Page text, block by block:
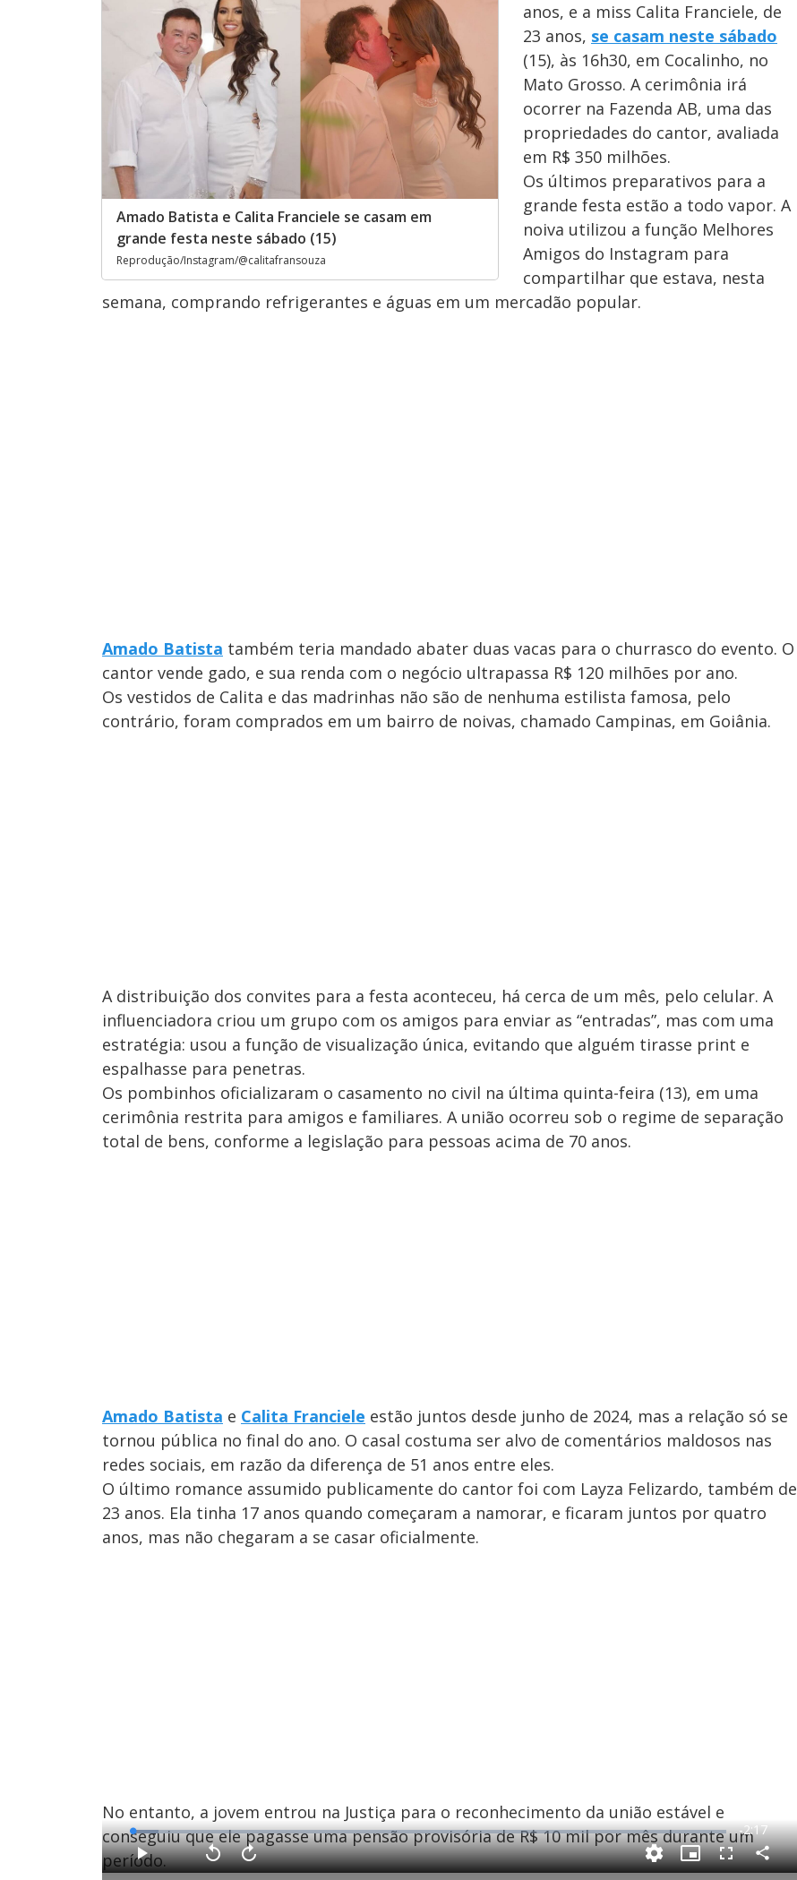
Amado Batista e Calita Franciele se casam em
grande festa neste sábado (15)
Reprodução/Instagram/@calitafransouza
anos, e a miss Calita Franciele, de
23 anos, se casam neste sábado
(15), às 16h30, em Cocalinho, no
Mato Grosso. A cerimônia irá
ocorrer na Fazenda AB, uma das
propriedades do cantor, avaliada
em R$ 350 milhões.
Os últimos preparativos para a
grande festa estão a todo vapor. A
noiva utilizou a função Melhores
Amigos do Instagram para
compartilhar que estava, nesta
semana, comprando refrigerantes e águas em um mercadão popular.
Amado Batista também teria mandado abater duas vacas para o churrasco do evento. O
cantor vende gado, e sua renda com o negócio ultrapassa R$ 120 milhões por ano.
Os vestidos de Calita e das madrinhas não são de nenhuma estilista famosa, pelo
contrário, foram comprados em um bairro de noivas, chamado Campinas, em Goiânia.
A distribuição dos convites para a festa aconteceu, há cerca de um mês, pelo celular. A
influenciadora criou um grupo com os amigos para enviar as “entradas”, mas com uma
estratégia: usou a função de visualização única, evitando que alguém tirasse print e
espalhasse para penetras.
Os pombinhos oficializaram o casamento no civil na última quinta-feira (13), em uma
cerimônia restrita para amigos e familiares. A união ocorreu sob o regime de separação
total de bens, conforme a legislação para pessoas acima de 70 anos.
Amado Batista e Calita Franciele estão juntos desde junho de 2024, mas a relação só se
tornou pública no final do ano. O casal costuma ser alvo de comentários maldosos nas
redes sociais, em razão da diferença de 51 anos entre eles.
O último romance assumido publicamente do cantor foi com Layza Felizardo, também de
23 anos. Ela tinha 17 anos quando começaram a namorar, e ficaram juntos por quatro
anos, mas não chegaram a se casar oficialmente.
No entanto, a jovem entrou na Justiça para o reconhecimento da união estável e
conseguiu que ele pagasse uma pensão provisória de R$ 10 mil por mês durante um
período.
P
l
V
o
A
v
L
o
a
d
e
R
e
m
-2:17
P
i
F
u
C
o